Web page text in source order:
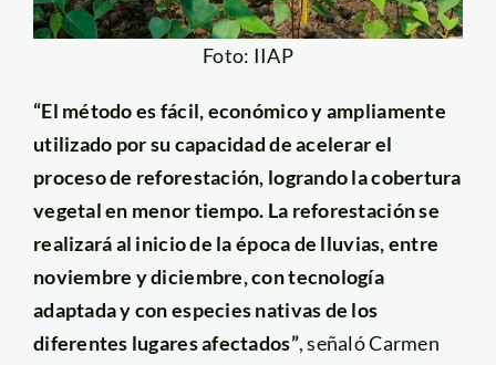
Foto: IIAP
“El método es fácil, económico y ampliamente
utilizado por su capacidad de acelerar el
proceso de reforestación, logrando la cobertura
vegetal en menor tiempo. La reforestación se
realizará al inicio de la época de lluvias, entre
noviembre y diciembre, con tecnología
adaptada y con especies nativas de los
diferentes lugares afectados”, señaló Carmen